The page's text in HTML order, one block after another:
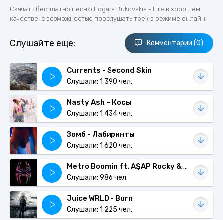
Скачать бесплатно песню Edgars Bukovskis - Fire в хорошем
качестве, с возможностью прослушать трек в режиме онлайн.
Слушайте еще: Комментарии (0)
Currents - Second Skin
Слушали: 1 390 чел.
Nasty Ash – Косы
Слушали: 1 434 чел.
Зомб - Лабиринты
Слушали: 1 620 чел.
Metro Boomin ft. A$AP Rocky & Roisee - Am I Dreaming
Слушали: 986 чел.
Juice WRLD - Burn
Слушали: 1 225 чел.